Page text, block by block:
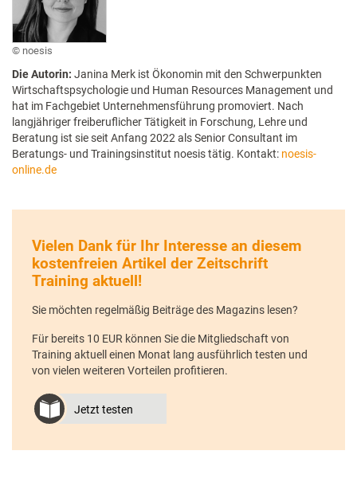
noesis
Die Autorin: Janina Merk ist Ökonomin mit den Schwerpunkten
Wirtschaftspsychologie und Human Resources Management und
hat im Fachgebiet Unternehmensführung promoviert. Nach
langjähriger freiberuflicher Tätigkeit in Forschung, Lehre und
Beratung ist sie seit Anfang 2022 als Senior Consultant im
Beratungs- und Trainingsinstitut noesis tätig. Kontakt: noesis-
online.de
Vielen Dank für Ihr Interesse an diesem
kostenfreien Artikel der Zeitschrift
Training aktuell!
Sie möchten regelmäßig Beiträge des Magazins lesen?
Für bereits 10 EUR können Sie die Mitgliedschaft von
Training aktuell einen Monat lang ausführlich testen und
von vielen weiteren Vorteilen profitieren.
Jetzt testen